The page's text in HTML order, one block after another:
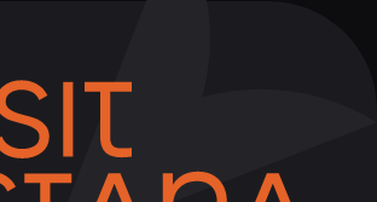
где
гости